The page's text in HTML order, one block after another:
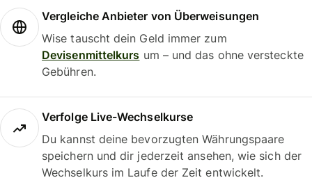
Vergleiche Anbieter von Überweisungen
Wise tauscht dein Geld immer zum
Devisenmittelkurs um – und das ohne versteckte
Gebühren.
Verfolge Live-Wechselkurse
Du kannst deine bevorzugten Währungspaare
speichern und dir jederzeit ansehen, wie sich der
Wechselkurs im Laufe der Zeit entwickelt.